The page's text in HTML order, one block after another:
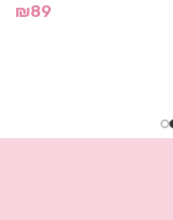
₪89